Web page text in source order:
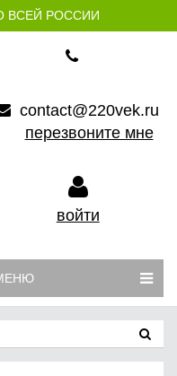
ВСЕЙ РОССИИ
contact@220vek.ru
перезвоните мне
войти